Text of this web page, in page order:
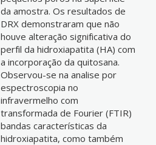
da amostra. Os resultados de
DRX demonstraram que não
houve alteração significativa do
perfil da hidroxiapatita (HA) com
a incorporação da quitosana.
Observou-se na analise por
espectroscopia no
infravermelho com
transformada de Fourier (FTIR)
bandas características da
hidroxiapatita, como também